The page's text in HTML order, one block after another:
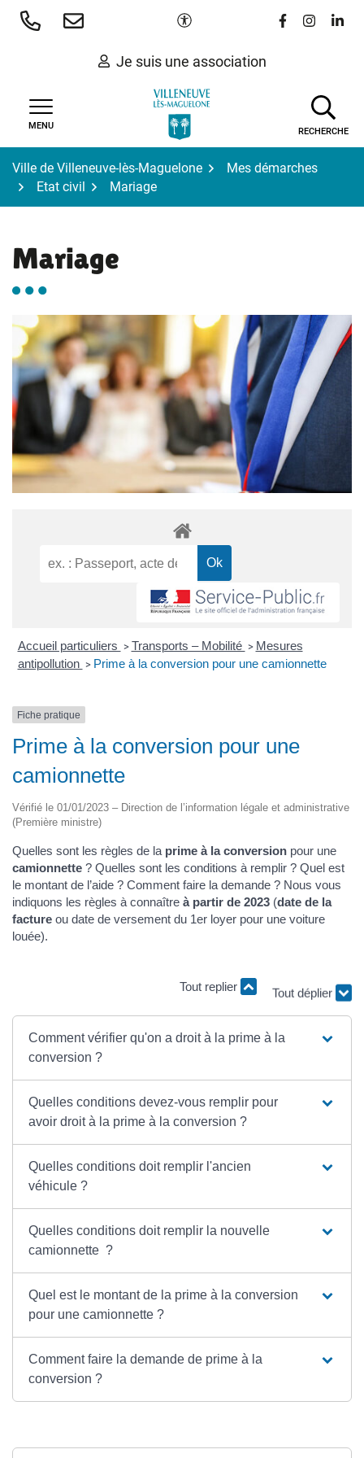
Aller
Paramètres d'accessibilité
Lien vers le
Lien vers
Lien
Je suis une association
MENU
RECHERCHE
Ville de Villeneuve-lès-Maguelone
Mes démarches
Etat civil
Mariage
Mariage
Accueil particuliers > Transports – Mobilité > Mesures
antipollution > Prime à la conversion pour une camionnette
Fiche pratique
Prime à la conversion pour une
camionnette
Vérifié le 01/01/2023 – Direction de l’information légale et administrative
(Première ministre)
Quelles sont les règles de la prime à la conversion pour une
camionnette ? Quelles sont les conditions à remplir ? Quel est
le montant de l’aide ? Comment faire la demande ? Nous vous
indiquons les règles à connaître à partir de 2023 (date de la
facture ou date de versement du 1er loyer pour une voiture
louée).
Tout replier
Tout déplier
Comment vérifier qu'on a droit à la prime à la
conversion ?
Quelles conditions devez-vous remplir pour
avoir droit à la prime à la conversion ?
Quelles conditions doit remplir l'ancien
véhicule ?
Quelles conditions doit remplir la nouvelle
camionnette ?
Quel est le montant de la prime à la conversion
pour une camionnette ?
Comment faire la demande de prime à la
conversion ?